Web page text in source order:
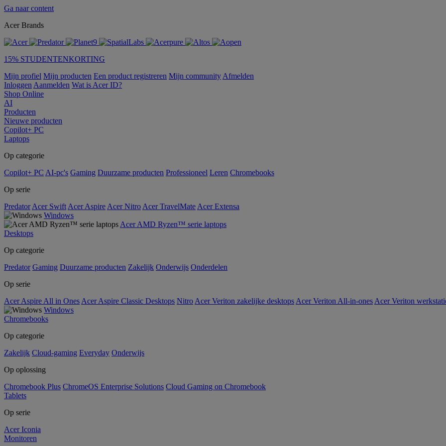
Ga naar content
Acer Brands
15% STUDENTENKORTING
Mijn profiel Mijn producten Een product registreren Mijn community Afmelden
Inloggen Aanmelden Wat is Acer ID?
Shop Online
AI
Producten
Nieuwe producten
Copilot+ PC
Laptops
Op categorie
Copilot+ PC AI-pc's Gaming Duurzame producten Professioneel Leren Chromebooks
Op serie
Predator Acer Swift Acer Aspire Acer Nitro Acer TravelMate Acer Extensa
Windows
Acer AMD Ryzen™ serie laptops
Desktops
Op categorie
Predator Gaming Duurzame producten Zakelijk Onderwijs Onderdelen
Op serie
Acer Aspire All in Ones Acer Aspire Classic Desktops Nitro Acer Veriton zakelijke desktops Acer Veriton All-in-ones Acer Veriton
Windows
Chromebooks
Op categorie
Zakelijk Cloud-gaming Everyday Onderwijs
Op oplossing
Chromebook Plus ChromeOS Enterprise Solutions Cloud Gaming on Chromebook
Tablets
Op serie
Acer Iconia
Monitoren